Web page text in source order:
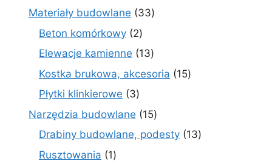
produktów
Materiały budowlane 3333
Beton komórkowy 22
produkty
Elewacje kamienne 1313
produktów
Kostka brukowa, akcesoria 1515
Płytki klinkierowe 33
produkty
Narzędzia budowlane 1515
produktów
Drabiny budowlane, podesty 1313
Rusztowania 11